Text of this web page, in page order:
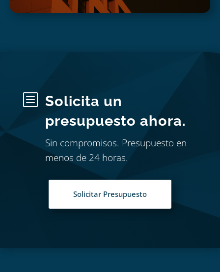
b
Solicita un
presupuesto ahora.
Sin compromisos. Presupuesto en
menos de 24 horas.
Solicitar Presupuesto